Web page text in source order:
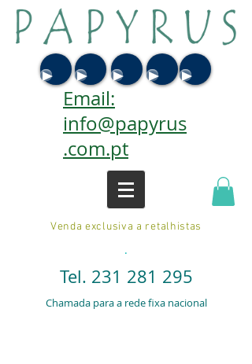
Email:
info@papyrus
.com.pt
Venda exclusiva a retalhistas
.
Tel. 231 281 295
Chamada para a rede fixa nacional